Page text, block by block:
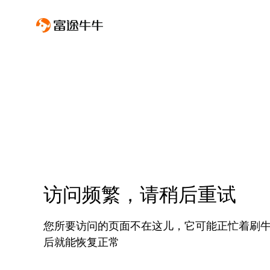
访问频繁，请稍后重试
您所要访问的页面不在这儿，它可能正忙着刷
后就能恢复正常